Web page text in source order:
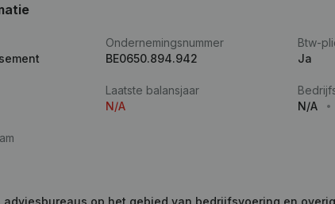
Ondernemingsnummer
BE0650.894.942
Btw-
Ja
Laatste balansjaar
N/A
N/A
op het gebied van bedrijfsvoering en